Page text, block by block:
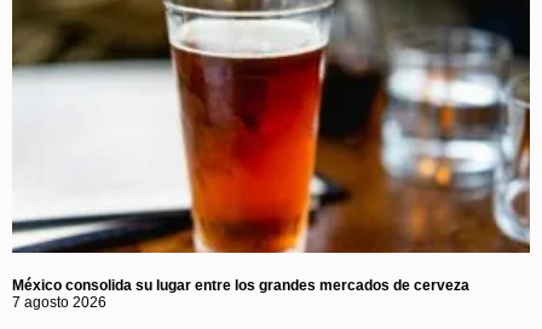
México consolida su lugar entre los grandes mercados de cerveza
7 agosto 2026